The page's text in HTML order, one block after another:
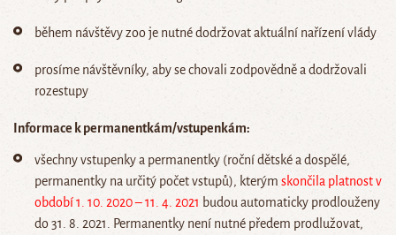
během návštěvy zoo je nutné dodržovat aktuální nařízení vlády
prosíme návštěvníky, aby se chovali zodpovědně a dodržovali
rozestupy
Informace k permanentkám/vstupenkám:
všechny vstupenky a permanentky (roční dětské a dospělé,
permanentky na určitý počet vstupů), kterým skončila platnost v
období 1. 10. 2020 – 11. 4. 2021 budou automaticky prodlouženy
do 31. 8. 2021. Permanentky není nutné předem prodlužovat,